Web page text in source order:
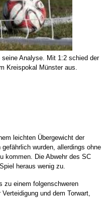
Analyse. Mit 1:2 schied der
Kreispokal Münster aus.
leichten Übergewicht der
wurden, allerdings ohne
kommen. Die Abwehr des SC
heraus wenig zu.
zu einem folgenschweren
und dem Torwart,